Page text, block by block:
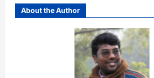
About the Author